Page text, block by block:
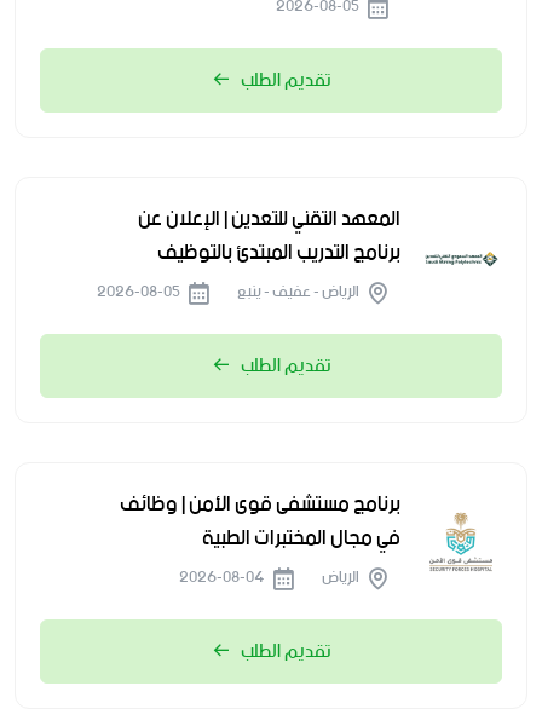
تقديم الطلب
المعهد التقني للتعدين | الإعلان عن
برنامج التدريب المبتدئ بالتوظيف
الرياض - عفيف - ينبع
تقديم الطلب
برنامج مستشفى قوى الأمن | وظائف
في مجال المختبرات الطبية
الرياض
تقديم الطلب